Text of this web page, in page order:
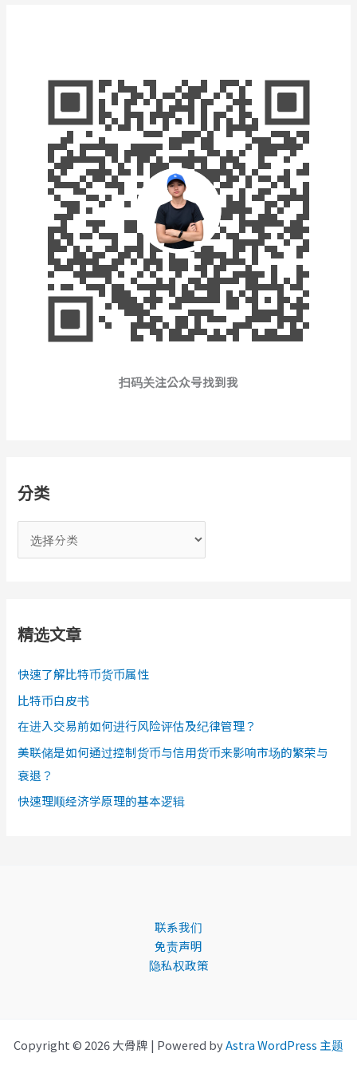
扫码关注公众号找到我
分类
类
精选文章
快速了解比特币货币属性
比特币白皮书
在进入交易前如何进行风险评估及纪律管理？
美联储是如何通过控制货币与信用货币来影响市场的繁荣与
衰退？
快速理顺经济学原理的基本逻辑
联系我们
免责声明
隐私权政策
Copyright © 2026 大骨牌 | Powered byAstra WordPress 主题